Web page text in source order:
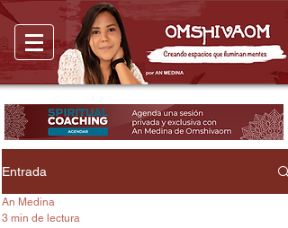
Entrada
An Medina
3 min de lectura